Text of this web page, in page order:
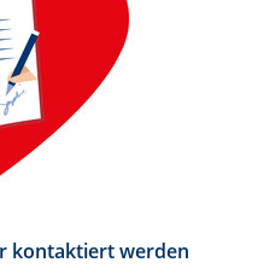
kontaktiert werden